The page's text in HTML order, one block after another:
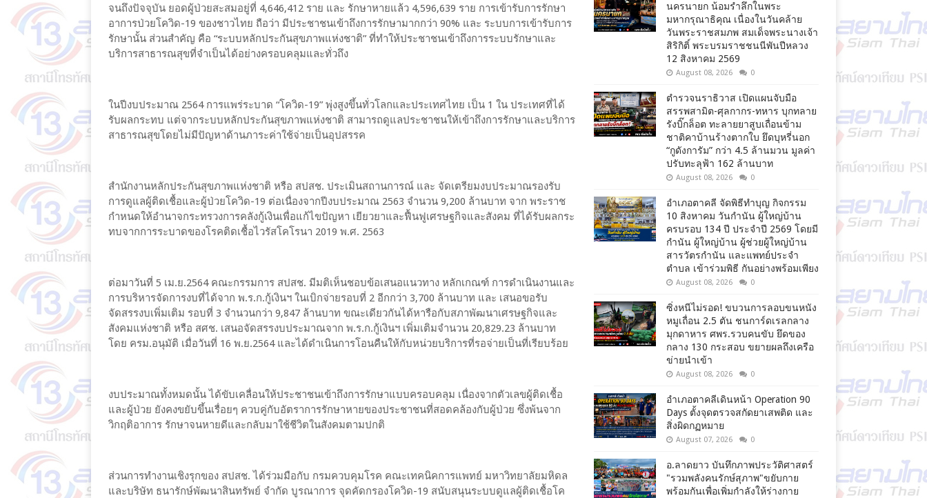
จนถึงปัจจุบัน ยอดผู้ป่วยสะสมอยู่ที่ 4,646,412 ราย และ รักษาหายแล้ว 4,596,639 ราย การเข้ารับการรักษา
อาการป่วยโควิด-19 ของชาวไทย ถือว่า มีประชาชนเข้าถึงการรักษามากกว่า 90% และ ระบบการเข้ารับการ
รักษานั้น ส่วนสำคัญ คือ “ระบบหลักประกันสุขภาพแห่งชาติ” ที่ทำให้ประชาชนเข้าถึงการระบบรักษาและ
บริการสาธารณสุขที่จำเป็นได้อย่างครอบคลุมและทั่วถึง
ในปีงบประมาณ 2564 การแพร่ระบาด “โควิด-19” พุ่งสูงขึ้นทั่วโลกและประเทศไทย เป็น 1 ใน ประเทศที่ได้
รับผลกระทบ แต่จากระบบหลักประกันสุขภาพแห่งชาติ สามารถดูแลประชาชนให้เข้าถึงการรักษาและบริการ
สาธารณสุขโดยไม่มีปัญหาด้านภาระค่าใช้จ่ายเป็นอุปสรรค
สำนักงานหลักประกันสุขภาพแห่งชาติ หรือ สปสช. ประเมินสถานการณ์ และ จัดเตรียมงบประมาณรองรับ
การดูแลผู้ติดเชื้อและผู้ป่วยโควิด-19 ต่อเนื่องจากปีงบประมาณ 2563 จำนวน 9,200 ล้านบาท จาก พระราช
กำหนดให้อำนาจกระทรวงการคลังกู้เงินเพื่อแก้ไขปัญหา เยียวยาและฟื้นฟูเศรษฐกิจและสังคม ที่ได้รับผลกระ
ทบจากการระบาดของโรคติดเชื้อไวรัสโคโรนา 2019 พ.ศ. 2563
ต่อมาวันที่ 5 เม.ย.2564 คณะกรรมการ สปสช. มีมติเห็นชอบข้อเสนอแนวทาง หลักเกณฑ์ การดำเนินงานและ
การบริหารจัดการงบที่ได้จาก พ.ร.ก.กู้เงินฯ ในเบิกจ่ายรอบที่ 2 อีกกว่า 3,700 ล้านบาท และ เสนอขอรับ
จัดสรรงบเพิ่มเติม รอบที่ 3 จำนวนกว่า 9,847 ล้านบาท ขณะเดียวกันได้หารือกับสภาพัฒนาเศรษฐกิจและ
สังคมแห่งชาติ หรือ สศช. เสนอจัดสรรงบประมาณจาก พ.ร.ก.กู้เงินฯ เพิ่มเติมจำนวน 20,829.23 ล้านบาท
โดย ครม.อนุมัติ เมื่อวันที่ 16 พ.ย.2564 และได้ดำเนินการโอนคืนให้กับหน่วยบริการที่รอจ่ายเป็นที่เรียบร้อย
งบประมาณทั้งหมดนั้น ได้ขับเคลื่อนให้ประชาชนเข้าถึงการรักษาแบบครอบคลุม เนื่องจากตัวเลขผู้ติดเชื้อ
และผู้ป่วย ยังคงขยับขึ้นเรื่อยๆ ควบคู่กับอัตราการรักษาหายของประชาชนที่สอดคล้องกับผู้ป่วย ซึ่งพ้นจาก
วิกฤติอาการ รักษาจนหายดีและกลับมาใช้ชีวิตในสังคมตามปกติ
ส่วนการทำงานเชิงรุกของ สปสช. ได้ร่วมมือกับ กรมควบคุมโรค คณะเทคนิคการแพทย์ มหาวิทยาลัยมหิดล
และบริษัท ธนารักษ์พัฒนาสินทรัพย์ จำกัด บูรณาการ จุดคัดกรองโควิด-19 สนับสนุนระบบดูแลผู้ติดเชื้อโค
นครนายก น้อมรำลึกในพระ
มหากรุณาธิคุณ เนื่องในวันคล้าย
วันพระราชสมภพ สมเด็จพระนางเจ้า
สิริกิติ์ พระบรมราชชนนีพันปีหลวง
12 สิงหาคม 2569
August 08, 2026 0
ตำรวจนราธิวาส เปิดแผนจับมือ
สรรพสามิต-ศุลกากร-ทหาร บุกทลาย
รังบิ๊กล็อต ทะลายยาสูบเถื่อนข้าม
ชาติคาบ้านร้างตากใบ ยึดบุหรี่นอก
“กูดังการัม” กว่า 4.5 ล้านมวน มูลค่า
ปรับทะลุฟ้า 162 ล้านบาท
August 08, 2026 0
อำเภอตาคลี จัดพิธีทำบุญ กิจกรรม
10 สิงหาคม วันกำนัน ผู้ใหญ่บ้าน
ครบรอบ 134 ปี ประจำปี 2569 โดยมี
กำนัน ผู้ใหญ่บ้าน ผู้ช่วยผู้ใหญ่บ้าน
สารวัตรกำนัน และแพทย์ประจำ
ตำบล เข้าร่วมพิธี กันอย่างพร้อมเพียง
August 08, 2026 0
ซิ่งหนีไม่รอด! ขบวนการลอบขนหนัง
หมูเถื่อน 2.5 ตัน ชนการ์ดเรลกลาง
มุกดาหาร ศพร.รวบคนขับ ยึดของ
กลาง 130 กระสอบ ขยายผลถึงเครือ
ข่ายนำเข้า
August 08, 2026 0
อำเภอตาคลีเดินหน้า Operation 90
Days ตั้งจุดตรวจสกัดยาเสพติด และ
สิ่งผิดกฏหมาย
August 07, 2026 0
อ.ลาดยาว บันทึกภาพประวัติศาสตร์
"รวมพลังคนรักษ์สุภาพ"ขยับกาย
พร้อมกันเพื่อเพิ่มกำลังให้ร่างกาย